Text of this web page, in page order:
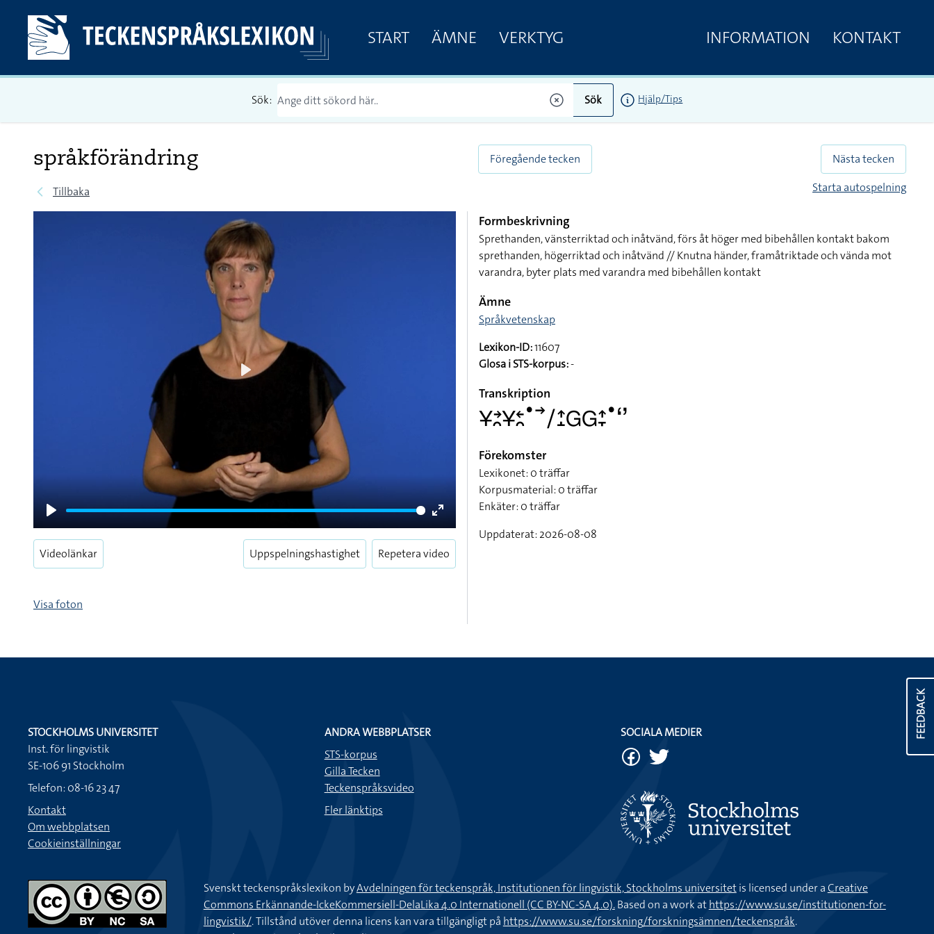
START ÄMNE VERKTYG INFORMATION KONTAKT
Sök: Sök Hjälp/Tips
språkförändring
Tillbaka
Föregående tecken
Nästa tecken
Starta autospelning
Play
Enter
fullscreen
Videolänkar Uppspelningshastighet Repetera video
Visa foton
Formbeskrivning
Sprethanden, vänsterriktad och inåtvänd, förs åt höger med bibehållen kontakt bakom
sprethanden, högerriktad och inåtvänd // Knutna händer, framåtriktade och vända mot
varandra, byter plats med varandra med bibehållen kontakt
Ämne
Språkvetenskap
Lexikon-ID:11607
Glosa i STS-korpus:-
Transkription
􌥃􌥔􌥘􌥃􌥓􌥘􌤟􌥣􌥠􌤴􌤸􌤦􌤦􌤴􌥙􌤟􌥬
Förekomster
Lexikonet: 0 träffar
Korpusmaterial: 0 träffar
Enkäter: 0 träffar
Uppdaterat: 2026-08-08
FEEDBACK
STOCKHOLMS UNIVERSITET
Inst. för lingvistik
SE-106 91 Stockholm
Telefon: 08-16 23 47
Kontakt
Om webbplatsen
Cookieinställningar
ANDRA WEBBPLATSER
STS-korpus
Gilla Tecken
Teckenspråksvideo
Fler länktips
SOCIALA MEDIER
Svenskt teckenspråkslexikon byAvdelningen för teckenspråk, Institutionen för lingvistik, Stockholms universitetis licensed under aCreative
Commons Erkännande-IckeKommersiell-DelaLika 4.0 Internationell (CC BY-NC-SA 4.0).Based on a work athttps://www.su.se/institutionen-for-
lingvistik/. Tillstånd utöver denna licens kan vara tillgängligt på https://www.su.se/forskning/forskningsämnen/teckenspråk.